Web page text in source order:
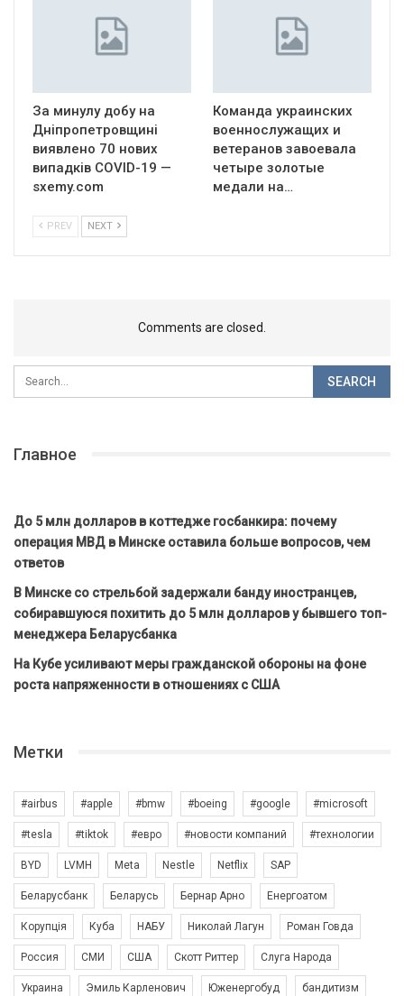
За минулу добу на
Дніпропетровщині
виявлено 70 нових
випадків COVID-19 —
sxemy.com
Команда украинских
военнослужащих и
ветеранов завоевала
четыре золотые
медали на…
PREV NEXT
Comments are closed.
Главное
До 5 млн долларов в коттедже госбанкира: почему
операция МВД в Минске оставила больше вопросов, чем
ответов
В Минске со стрельбой задержали банду иностранцев,
собиравшуюся похитить до 5 млн долларов у бывшего топ-
менеджера Беларусбанка
На Кубе усиливают меры гражданской обороны на фоне
роста напряженности в отношениях с США
Метки
#airbus #apple #bmw #boeing #google #microsoft
#tesla #tiktok #евро #новости компаний #технологии
BYD LVMH Meta Nestle Netflix SAP
Беларусбанк Беларусь Бернар Арно Енергоатом
Корупція Куба НАБУ Николай Лагун Роман Говда
Россия СМИ США Скотт Риттер Слуга Народа
Украина Эмиль Карленович Юженергобуд бандитизм